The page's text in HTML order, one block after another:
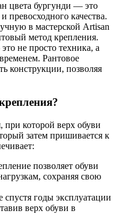
цвета бургунди — это
превосходного качества.
в мастерской Artisan
метод крепления.
не просто техника, а
Рантовое
конструкции, позволяя
которой верх обуви
затем пришивается к
позволяет обуви
сохраняя свою
спустя годы эксплуатации
верх обуви в